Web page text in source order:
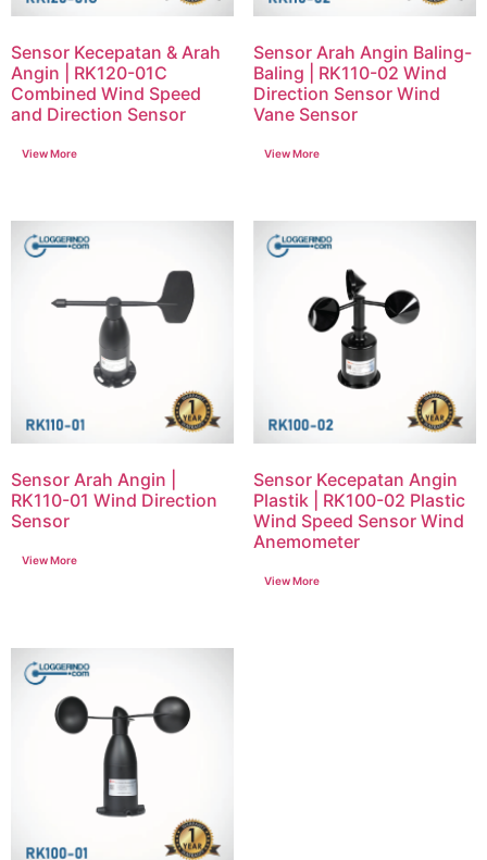
Sensor Kecepatan & Arah
Angin | RK120-01C
Combined Wind Speed
and Direction Sensor
Sensor Arah Angin Baling-
Baling | RK110-02 Wind
Direction Sensor Wind
Vane Sensor
Sensor Arah Angin |
RK110-01 Wind Direction
Sensor
Sensor Kecepatan Angin
Plastik | RK100-02 Plastic
Wind Speed Sensor Wind
Anemometer